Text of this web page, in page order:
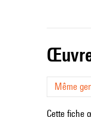
Même
Cette fiche